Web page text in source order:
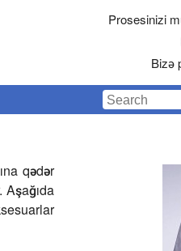
Prosesinizi
Bizə
qədər